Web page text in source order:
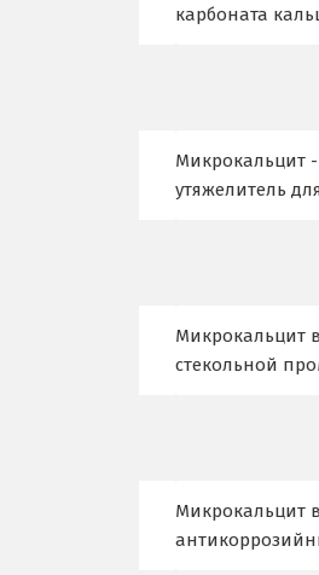
Верхняя Пышма
карбоната
Микрокальцит
утяжелитель
Микрокальцит
стекольной
Микрокальцит